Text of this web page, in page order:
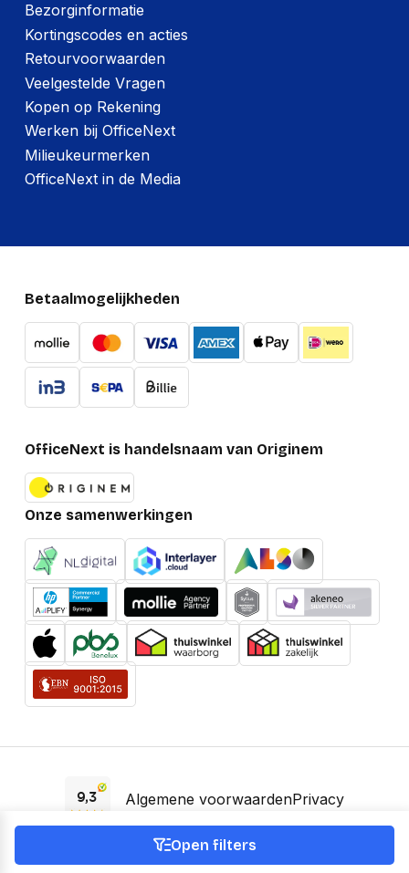
Open filters
Bezorginformatie
Kortingscodes en acties
Retourvoorwaarden
Veelgestelde Vragen
Kopen op Rekening
Werken bij OfficeNext
Milieukeurmerken
OfficeNext in de Media
Betaalmogelijkheden
OfficeNext is handelsnaam van Originem
Onze samenwerkingen
Algemene voorwaardenPrivacy
EAA Verklaring
© 2026 OfficeNext -KVK 66895588 -